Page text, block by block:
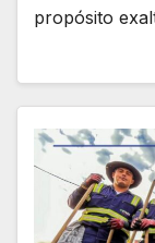
propósito